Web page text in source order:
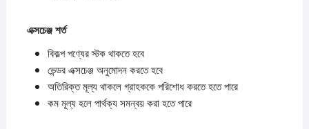
এক্সচেঞ্জশর্ত
বিকল্প পণ্যের স্টক থাকতে হবে
ভেন্ডর এক্সচেঞ্জ অনুমোদন করতে হবে
অতিরিক্ত মূল্য থাকলে গ্রাহককে পরিশোধ করতে হতে পারে
কম মূল্য হলে পার্থক্য সমন্বয় করা হতে পারে